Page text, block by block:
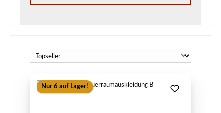
Nur 6 auf Lager!